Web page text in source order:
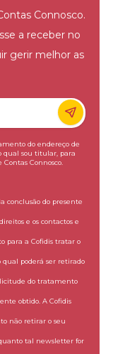
Connosco.
a receber no
gerir melhor as
do endereço de
qual sou titular, para
Connosco.
conclusão do presente
e os contactos e
para a Cofidis tratar o
poderá ser retirado
do tratamento
obtido. A Cofidis
não retirar o seu
tal newsletter for